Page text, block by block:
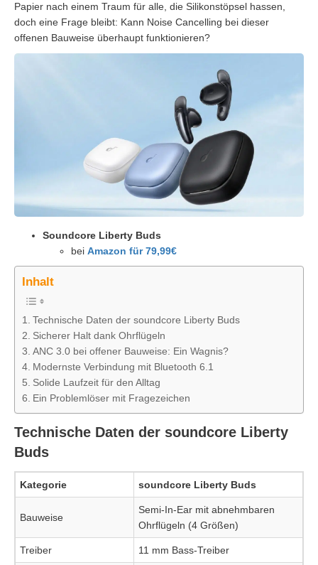
Papier nach einem Traum für alle, die Silikonstöpsel hassen,
doch eine Frage bleibt: Kann Noise Cancelling bei dieser
offenen Bauweise überhaupt funktionieren?
Soundcore Liberty Buds
bei Amazon für 79,99€
Inhalt
Technische Daten der soundcore Liberty Buds
Sicherer Halt dank Ohrflügeln
ANC 3.0 bei offener Bauweise: Ein Wagnis?
Modernste Verbindung mit Bluetooth 6.1
Solide Laufzeit für den Alltag
Ein Problemlöser mit Fragezeichen
Technische Daten der soundcore Liberty
Buds
Kategorie soundcore Liberty Buds
Bauweise
Semi-In-Ear mit abnehmbaren
Ohrflügeln (4 Größen)
Treiber 11 mm Bass-Treiber